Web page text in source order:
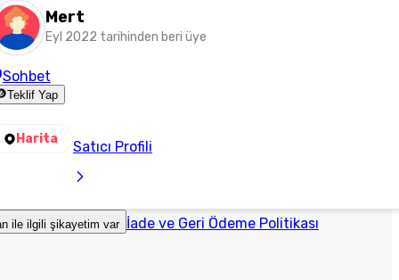
Mert
Eyl 2022 tarihinden beri üye
Sohbet
Teklif Yap
Harita Satıcı Profili
ile ilgili şikayetim var İade ve Geri Ödeme Politikası